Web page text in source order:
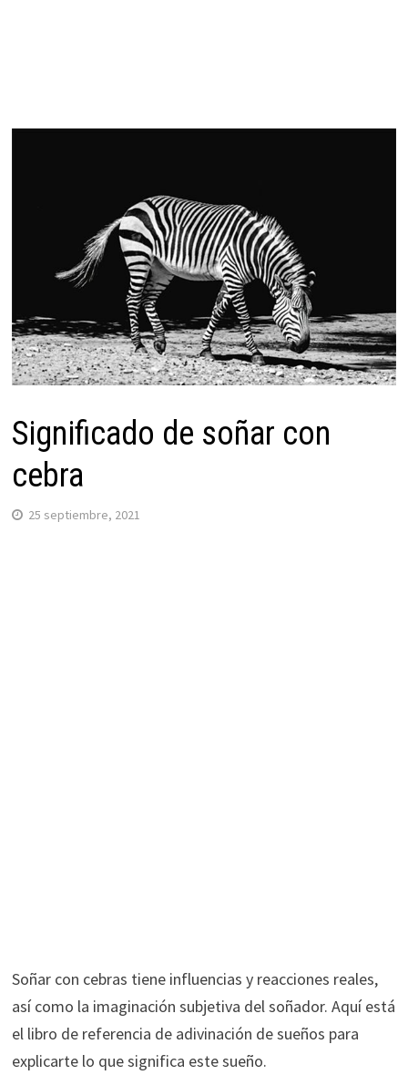
Significado de soñar con
cebra
25 septiembre, 2021
Soñar con cebras tiene influencias y reacciones reales,
así como la imaginación subjetiva del soñador. Aquí está
el libro de referencia de adivinación de sueños para
explicarte lo que significa este sueño.